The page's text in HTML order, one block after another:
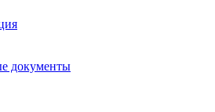
документы